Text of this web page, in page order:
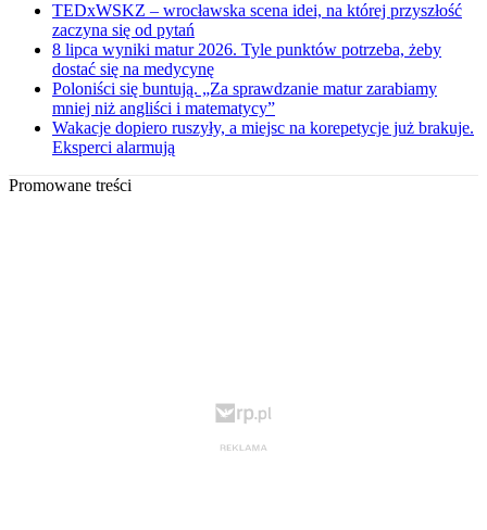
TEDxWSKZ – wrocławska scena idei, na której przyszłość
zaczyna się od pytań
8 lipca wyniki matur 2026. Tyle punktów potrzeba, żeby
dostać się na medycynę
Poloniści się buntują. „Za sprawdzanie matur zarabiamy
mniej niż angliści i matematycy”
Wakacje dopiero ruszyły, a miejsc na korepetycje już brakuje.
Eksperci alarmują
Promowane treści